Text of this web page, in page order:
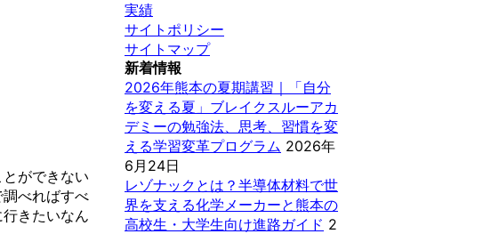
ができない
べればすべ
きたいなん
実績
サイトポリシー
サイトマップ
新着情報
2026年熊本の夏期講習｜「自分
を変える夏」ブレイクスルーアカ
デミーの勉強法、思考、習慣を変
える学習変革プログラム 2026年
6月24日
レゾナックとは？半導体材料で世
界を支える化学メーカーと熊本の
高校生・大学生向け進路ガイド 2